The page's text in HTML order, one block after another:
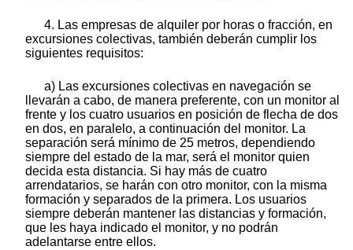
4. Las empresas de alquiler por horas o fracción, en
excursiones colectivas, también deberán cumplir los
siguientes requisitos:
a) Las excursiones colectivas en navegación se
llevarán a cabo, de manera preferente, con un monitor al
frente y los cuatro usuarios en posición de flecha de dos
en dos, en paralelo, a continuación del monitor. La
separación será mínimo de 25 metros, dependiendo
siempre del estado de la mar, será el monitor quien
decida esta distancia. Si hay más de cuatro
arrendatarios, se harán con otro monitor, con la misma
formación y separados de la primera. Los usuarios
siempre deberán mantener las distancias y formación,
que les haya indicado el monitor, y no podrán
adelantarse entre ellos.